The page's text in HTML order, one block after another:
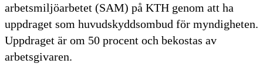
arbetsmiljöarbetet (SAM) på KTH genom att ha
uppdraget som huvudskyddsombud för myndigheten.
Uppdraget är om 50 procent och bekostas av
arbetsgivaren.